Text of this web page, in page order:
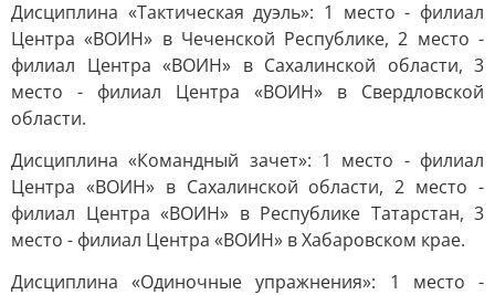
Дисциплина «Тактическая дуэль»: 1 место - филиал
Центра «ВОИН» в Чеченской Республике, 2 место -
филиал Центра «ВОИН» в Сахалинской области, 3
место - филиал Центра «ВОИН» в Свердловской
области.
Дисциплина «Командный зачет»: 1 место - филиал
Центра «ВОИН» в Сахалинской области, 2 место -
филиал Центра «ВОИН» в Республике Татарстан, 3
место - филиал Центра «ВОИН» в Хабаровском крае.
Дисциплина «Одиночные упражнения»: 1 место -